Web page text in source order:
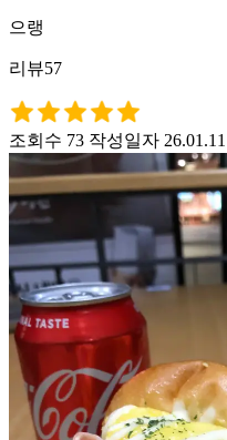
으랭
리뷰57
조회수 73 작성일자 26.01.11